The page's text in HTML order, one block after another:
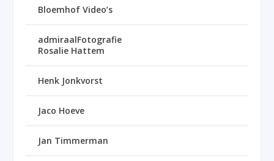
Bloemhof Video’s
admiraalFotografie
Rosalie Hattem
Henk Jonkvorst
Jaco Hoeve
Jan Timmerman